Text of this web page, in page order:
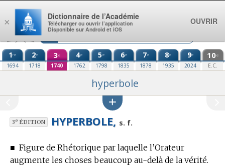
Aller au contenu
1re
1694
2e
1718
3e
1740
4e
1762
5e
1798
6e
1835
7e
1878
8e
1935
9e
2024
10e
E.C.
hyperbole
3eÉDITION HYPERBOLE, s. f.
■ Figure de Rhétorique par laquelle l’Orateur
augmente les choses beaucoup au-delà de la vérité.
×
Dictionnaire de l’Académie
Télécharger ou ouvrir l’application
Disponible sur Android et iOS
OUVRIR